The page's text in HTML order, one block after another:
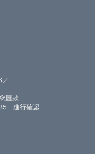
匯款
進行確認